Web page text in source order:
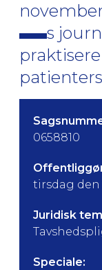
s
0658810
tirsdag den
Juridisk
Speciale: